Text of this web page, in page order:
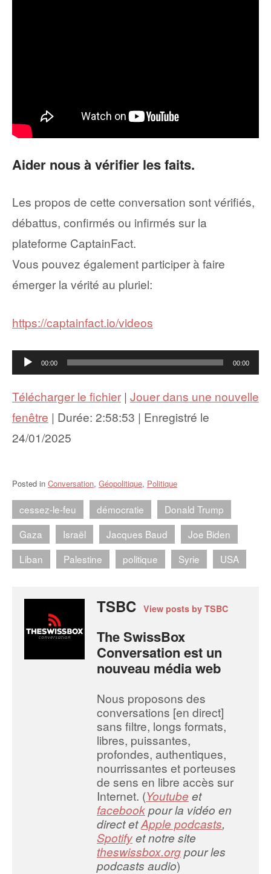
Aider nous à vérifier les faits.
Les propos de cette conversation sont vérifiés,
débattus, confirmés ou infirmés sur la
plateforme CaptainFact.
Vous pouvez également participer à faire
émerger la vérité au pluriel:
https://captainfact.io/videos
Lecteur
audio
00:00 00:00
Télécharger le fichier| Jouer dans une nouvelle
fenêtre | Durée: 2:58:53 | Enregistré le
24/01/2025
Posted in Conversation, Géopolitique, Politique
cessez-le-feu démocratie
Donald Trump
Gaza
Israël Jacques Baud
Joe Biden
Liban
Palestine politique Syrie USA
TSBC View posts by TSBC
The SwissBox
Conversation est un
nouveau média web
Nous proposons des
conversations [en direct]
sans filtre, longs formats,
libres, puissantes,
profondes, authentiques,
nourrissantes et porteuses
de sens en libre accès sur
Internet. (Youtube et
facebookpour la vidéo en
direct etApple podcasts,
Spotifyet notre site
theswissbox.orgpour les
podcasts audio)